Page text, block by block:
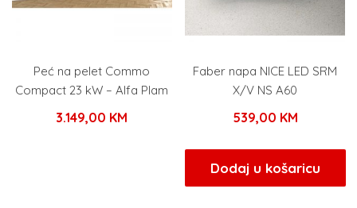
Peć na pelet Commo
Compact 23 kW – Alfa Plam
3.149,00 KM
Faber napa NICE LED SRM
X/V NS A60
539,00 KM
Dodaj u košaricu